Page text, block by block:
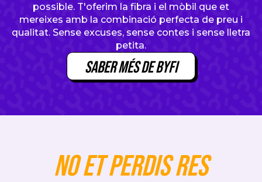
possible. T'oferim la fibra i el mòbil que et
mereixes amb la combinació perfecta de preu i
qualitat. Sense excuses, sense contes i sense lletra
petita.
Saber més de Byfi
No et perdis res